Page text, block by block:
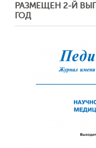
РАЗМЕЩЕН 2-Й
ГОД